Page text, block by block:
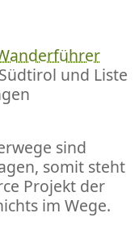
und Liste
sind
somit steht
Projekt der
im Wege.